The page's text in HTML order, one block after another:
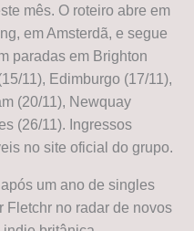
mês. O roteiro abre em
em Amsterdã, e segue
paradas em Brighton
11), Edimburgo (17/11),
(20/11), Newquay
(26/11). Ingressos
no site oficial do grupo.
um ano de singles
Fletchr no radar de novos